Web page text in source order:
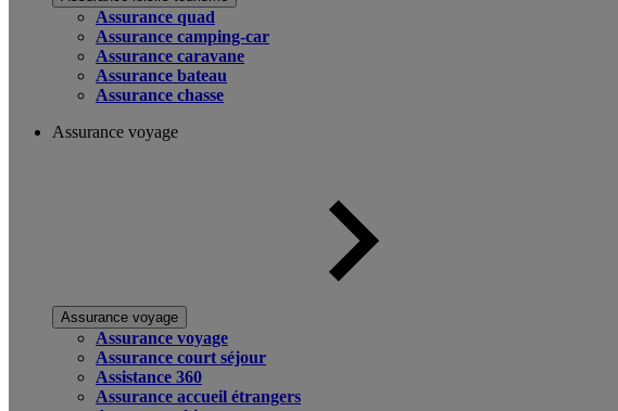
Assurance quad
Assurance camping-car
Assurance caravane
Assurance bateau
Assurance chasse
Assurance voyage
Assurance voyage
Assurance voyage
Assurance court séjour
Assistance 360
Assurance accueil étrangers